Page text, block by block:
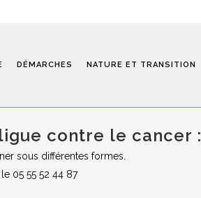
DÉMARCHES NATURE ET TRANSITION
contre le cancer :
sous différentes formes.
05 55 52 44 87